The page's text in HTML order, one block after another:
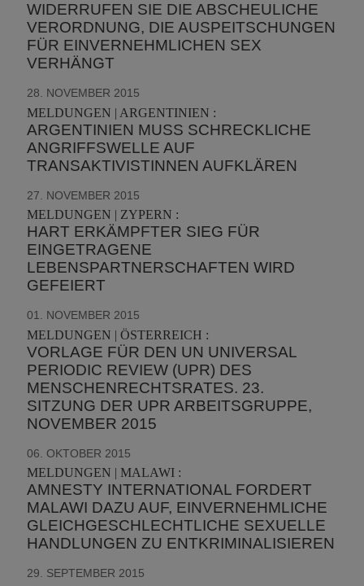
WIDERRUFEN SIE DIE ABSCHEULICHE
VERORDNUNG, DIE AUSPEITSCHUNGEN
FÜR EINVERNEHMLICHEN SEX
VERHÄNGT
28. NOVEMBER 2015
MELDUNGEN | ARGENTINIEN :
ARGENTINIEN MUSS SCHRECKLICHE
ANGRIFFSWELLE AUF
TRANSAKTIVISTINNEN AUFKLÄREN
27. NOVEMBER 2015
MELDUNGEN | ZYPERN :
HART ERKÄMPFTER SIEG FÜR
EINGETRAGENE
LEBENSPARTNERSCHAFTEN WIRD
GEFEIERT
01. NOVEMBER 2015
MELDUNGEN | ÖSTERREICH :
VORLAGE FÜR DEN UN UNIVERSAL
PERIODIC REVIEW (UPR) DES
MENSCHENRECHTSRATES. 23.
SITZUNG DER UPR ARBEITSGRUPPE,
NOVEMBER 2015
06. OKTOBER 2015
MELDUNGEN | MALAWI :
AMNESTY INTERNATIONAL FORDERT
MALAWI DAZU AUF, EINVERNEHMLICHE
GLEICHGESCHLECHTLICHE SEXUELLE
HANDLUNGEN ZU ENTKRIMINALISIEREN
29. SEPTEMBER 2015